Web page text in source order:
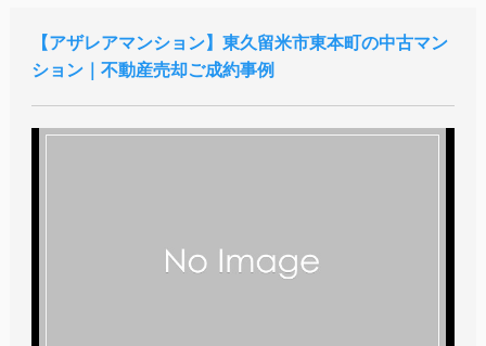
アザレアマンション
東久留米市東本町の中古マン
ション｜不動産売却ご成約事例